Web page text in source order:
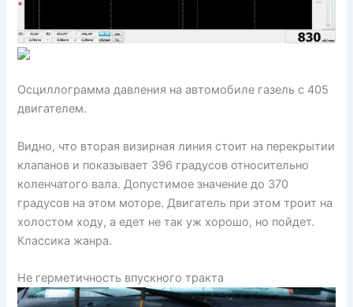
Осциллограмма давления на автомобиле газель с 405
двигателем.
Видно, что вторая визирная линия стоит на перекрытии
клапанов и показывает 396 градусов относительно
коленчатого вала. Допустимое значение до 370
градусов на этом моторе. Двигатель при этом троит на
холостом ходу, а едет не так уж хорошо, но пойдет.
Классика жанра.
Не герметичность впускного тракта